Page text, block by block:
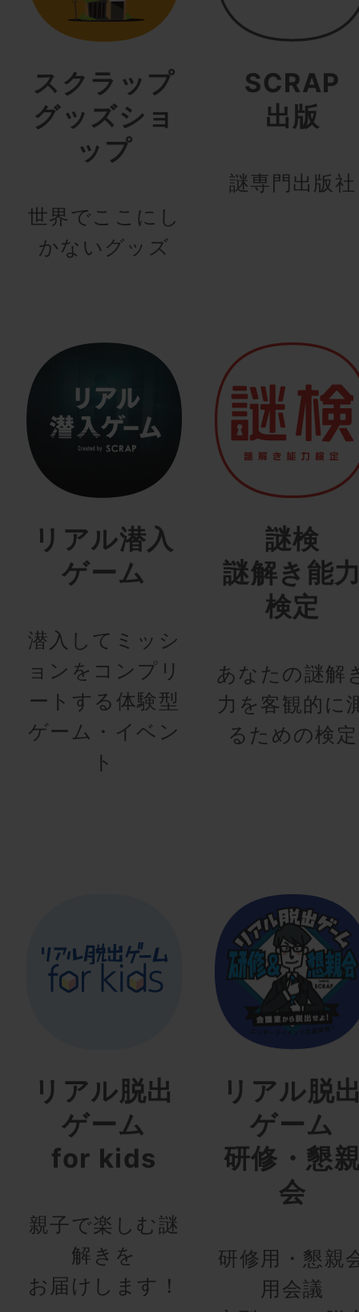
スクラップ
グッズショ
ップ
世界でここにし
かないグッズ
SCRAP
出版
謎専門出版社
リアル潜入
ゲーム
潜入してミッシ
ョンをコンプリ
ートする体験型
ゲーム・イベン
ト
謎検
謎解き能
検定
あなたの謎解
力を客観的に
るための検定
リアル脱出
ゲーム
for kids
親子で楽しむ謎
解きを
お届けします！
リアル脱
ゲーム
研修・懇
会
研修用・懇親
用会議